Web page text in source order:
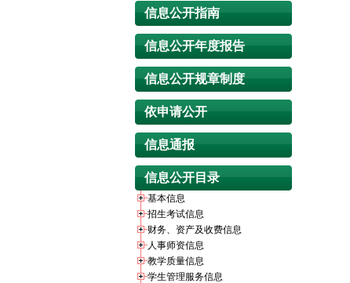
信息公开指南
信息公开年度报告
信息公开规章制度
依申请公开
信息通报
信息公开目录
基本信息
招生考试信息
财务、资产及收费信息
人事师资信息
教学质量信息
学生管理服务信息